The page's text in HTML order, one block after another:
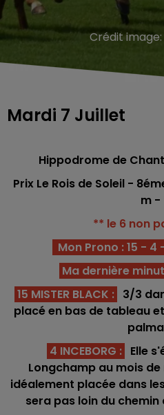
Crédit image:
Mardi 7 Juillet
Hippodrome de
Prix Le Rois de Soleil -
m -
** le 6 non
Mon Prono : 15 - 4
Ma dernière
15 MISTER BLACK : 3/3
placé en bas de tableau
4 INCEBORG : Elle
Longchamp au mois
idéalement placée dans
sera pas loin du